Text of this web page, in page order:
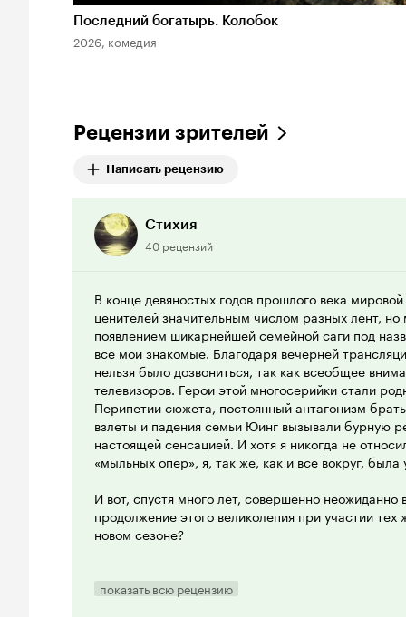
Последний богатырь. Колобок
2026, комедия
Рецензии зрителей
Написать рецензию
Стихия
40 рецензий
В конце девяностых годов прошлого века
ценителей значительным числом разных лент,
появлением шикарнейшей семейной саги под
все мои знакомые. Благодаря вечерней
нельзя было дозвониться, так как всеобщее
телевизоров. Герои этой многосерийки стали
Перипетии сюжета, постоянный антагонизм
взлеты и падения семьи Юинг вызывали бурную
настоящей сенсацией. И хотя я никогда не
«мыльных опер», я, так же, как и все вокруг, была
И вот, спустя много лет, совершенно неожиданно
продолжение этого великолепия при участии
новом сезоне?
задача – не разочаровать прежних поклонников
показать всю рецензию